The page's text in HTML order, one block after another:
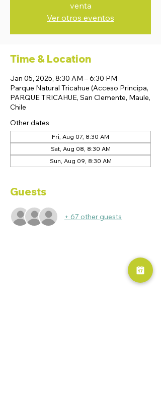
venta
Ver otros eventos
Time & Location
Jan 05, 2025, 8:30 AM – 6:30 PM
Parque Natural Tricahue (Acceso Principa,
PARQUE TRICAHUE, San Clemente, Maule,
Chile
Other dates
Fri, Aug 07, 8:30 AM
Sat, Aug 08, 8:30 AM
Sun, Aug 09, 8:30 AM
Guests
+ 67 other guests